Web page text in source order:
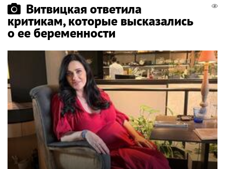
Витвицкая ответила
критикам, которые высказались
о ее беременности